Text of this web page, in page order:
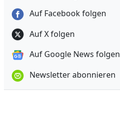
Auf Facebook folgen
Auf X folgen
Auf Google News folgen
Newsletter abonnieren